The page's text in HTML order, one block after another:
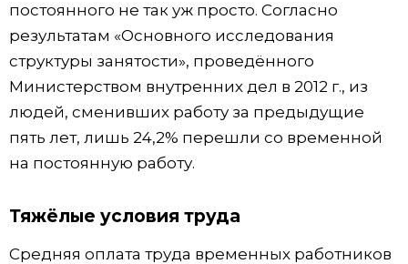
постоянного не так уж просто. Согласно
результатам «Основного исследования
структуры занятости», проведённого
Министерством внутренних дел в 2012 г., из
людей, сменивших работу за предыдущие
пять лет, лишь 24,2% перешли со временной
на постоянную работу.
Тяжёлые условия труда
Средняя оплата труда временных работников